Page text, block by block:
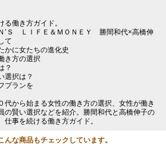
働き方ガイド。
Ｓ ＬＩＦＥ＆ＭＯＮＥＹ 勝間和代×高橋伸
て
に女たちの進化史
き方の選択
？
選択は？
プランを
代から始まる女性の働き方の選択、女性が働き
の賢い選択などを紹介。勝間和代と高橋伸子の
事を続ける働き方ガイド。
な商品もチェックしています。